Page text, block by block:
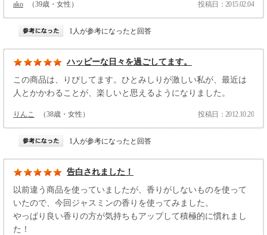
ako （39歳・女性） 投稿日：2015.02.04
1人が参考になったと回答
ハッピーな日々を過ごしてます。
この商品は、りぴしてます。ひとみしりが激しい私が、最近は
人とかかわることが、楽しいと思えるようになりました。
りんこ （38歳・女性） 投稿日：2012.10.20
1人が参考になったと回答
告白されました！
以前違う商品を使っていましたが、香りがしないものを使って
いたので、今回ジャスミンの香りを使ってみました。
やっぱり良い香りの方が気持ちもアップして積極的に慣れまし
た！